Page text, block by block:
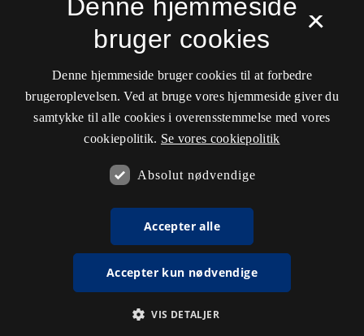
×
Denne hjemmeside
bruger cookies
Denne hjemmeside bruger cookies til at forbedre
brugeroplevelsen. Ved at bruge vores hjemmeside giver du
samtykke til alle cookies i overensstemmelse med vores
cookiepolitik. Se vores cookiepolitik
Absolut nødvendige
Accepter alle
Accepter kun nødvendige
VIS DETALJER